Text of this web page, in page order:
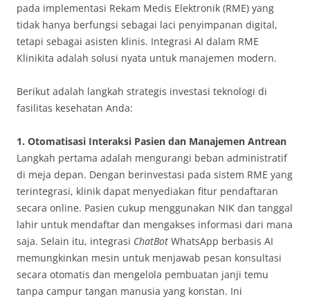
pada implementasi Rekam Medis Elektronik (RME) yang
tidak hanya berfungsi sebagai laci penyimpanan digital,
tetapi sebagai asisten klinis. Integrasi AI dalam RME
Klinikita adalah solusi nyata untuk manajemen modern.
Berikut adalah langkah strategis investasi teknologi di
fasilitas kesehatan Anda:
1. Otomatisasi Interaksi Pasien dan Manajemen Antrean
Langkah pertama adalah mengurangi beban administratif
di meja depan. Dengan berinvestasi pada sistem RME yang
terintegrasi, klinik dapat menyediakan fitur pendaftaran
secara online. Pasien cukup menggunakan NIK dan tanggal
lahir untuk mendaftar dan mengakses informasi dari mana
saja. Selain itu, integrasi ChatBot WhatsApp berbasis AI
memungkinkan mesin untuk menjawab pesan konsultasi
secara otomatis dan mengelola pembuatan janji temu
tanpa campur tangan manusia yang konstan. Ini